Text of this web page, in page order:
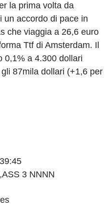
la prima volta da
un accordo di pace in
che viaggia a 26,6 euro
Ttf di Amsterdam. Il
0,1% a 4.300 dollari
87mila dollari (+1,6 per
3 NNNN